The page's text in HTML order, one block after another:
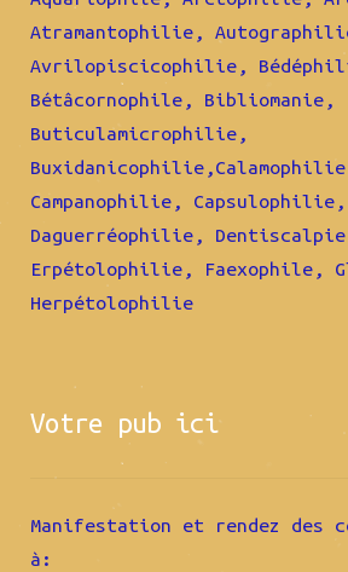
Atramantophilie,
Avrilopiscicophilie,
Bétâcornophile, Bibliomanie,
Buticulamicrophilie,
Campanophilie, Capsulophilie,
Daguerréophilie,
Erpétolophilie, Faexophile,
Herpétolophilie
Votre pub ici
Manifestation et rendez des
à: